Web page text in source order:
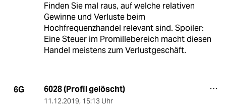
Finden Sie mal raus, auf welche relativen
Gewinne und Verluste beim
Hochfrequenzhandel relevant sind. Spoiler:
Eine Steuer im Promillebereich macht diesen
Handel meistens zum Verlustgeschäft.
6G 6028 (Profil gelöscht)
11.12.2019, 15:13 Uhr